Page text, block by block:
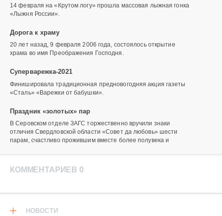
14 февраля на «Крутом логу» прошла массовая лыжная гонка
«Лыжня России».
Дорога к храму
20 лет назад, 9 февраля 2006 года, состоялось открытие
храма во имя Преображения Господня.
Суперварежка-2021
Финишировала традиционная предновогодняя акция газеты
«Сталь» «Варежки от бабушки».
Праздник «золотых» пар
В Серовском отделе ЗАГС торжественно вручили знаки
отличия Свердловской области «Совет да любовь» шести
парам, счастливо прожившим вместе более полувека и
КОММЕНТАРИЕВ 0
НОВОСТИ